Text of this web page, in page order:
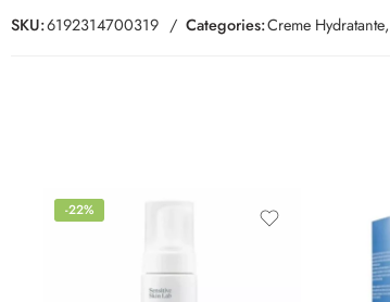
SKU:6192314700319 Categories:Creme Hydratante,
-22%